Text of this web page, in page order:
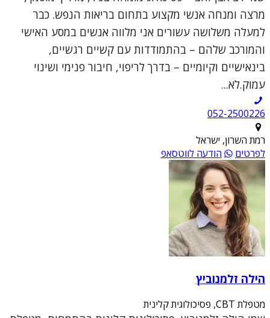
מרצה ומנחה אנשי מקצוע בתחום בריאות הנפש. כבר
למעלה משלושה עשורים אני מלווה אנשים במסע האישי
והמורכב שלהם – בהתמודדות עם קשיים רגשיים,
בינאישיים וקיומיים – בדרך לריפוי, חיבור פנימי ושינוי
עמוק.לא...
052-2500226
רמת השרון, ישראל
לפרטים
הודעה לווטסאפ
הילה זלמנוביץ
מטפלת CBT, פסיכולוגית קלינית